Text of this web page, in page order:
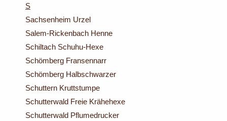
S
Sachsenheim Urzel
Salem-Rickenbach Henne
Schiltach Schuhu-Hexe
Schömberg Fransennarr
Schömberg Halbschwarzer
Schuttern Kruttstumpe
Schutterwald Freie Krähehexe
Schutterwald Pflumedrucker